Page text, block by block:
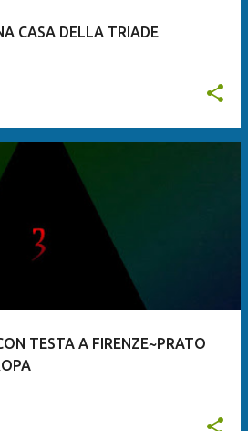
CASA DELLA TRIADE
TESTA A FIRENZE~PRATO